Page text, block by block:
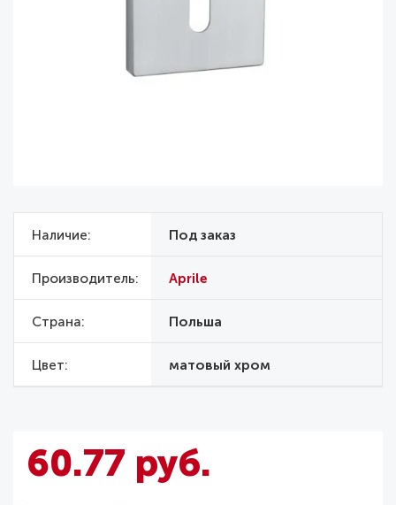
Наличие Под заказ
Производитель Aprile
Страна Польша
Цвет матовый хром
60.77 руб.